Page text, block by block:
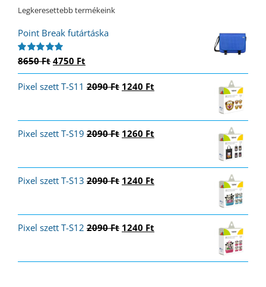
Legkeresettebb termékeink
Point Break futártáska
Értékelés:
8650Ft Original
price
was:
4750 Ft
price
is:
Pixel szett T-S11 2090Ft Original
1240 Ft
Pixel szett T-S19 2090Ft Original
1260 Ft
Pixel szett T-S13 2090Ft Original
1240 Ft
Pixel szett T-S12 2090Ft Original
1240 Ft